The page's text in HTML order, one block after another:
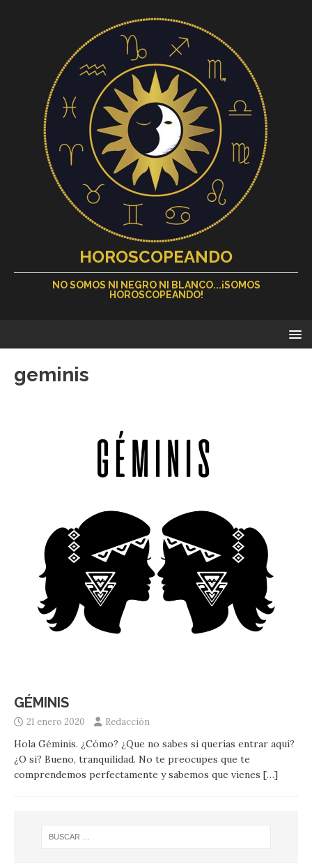
HOROSCOPEANDO
NO SOMOS NI NEGRO NI BLANCO...¡SOMOS
HOROSCOPEANDO!
geminis
GÉMINIS
21 enero 2020 Redacción
Hola Géminis. ¿Cómo? ¿Que no sabes si querías entrar aquí?
¿O si? Bueno, tranquilidad. No te preocupes que te
comprendemos perfectamente y sabemos que vienes […]